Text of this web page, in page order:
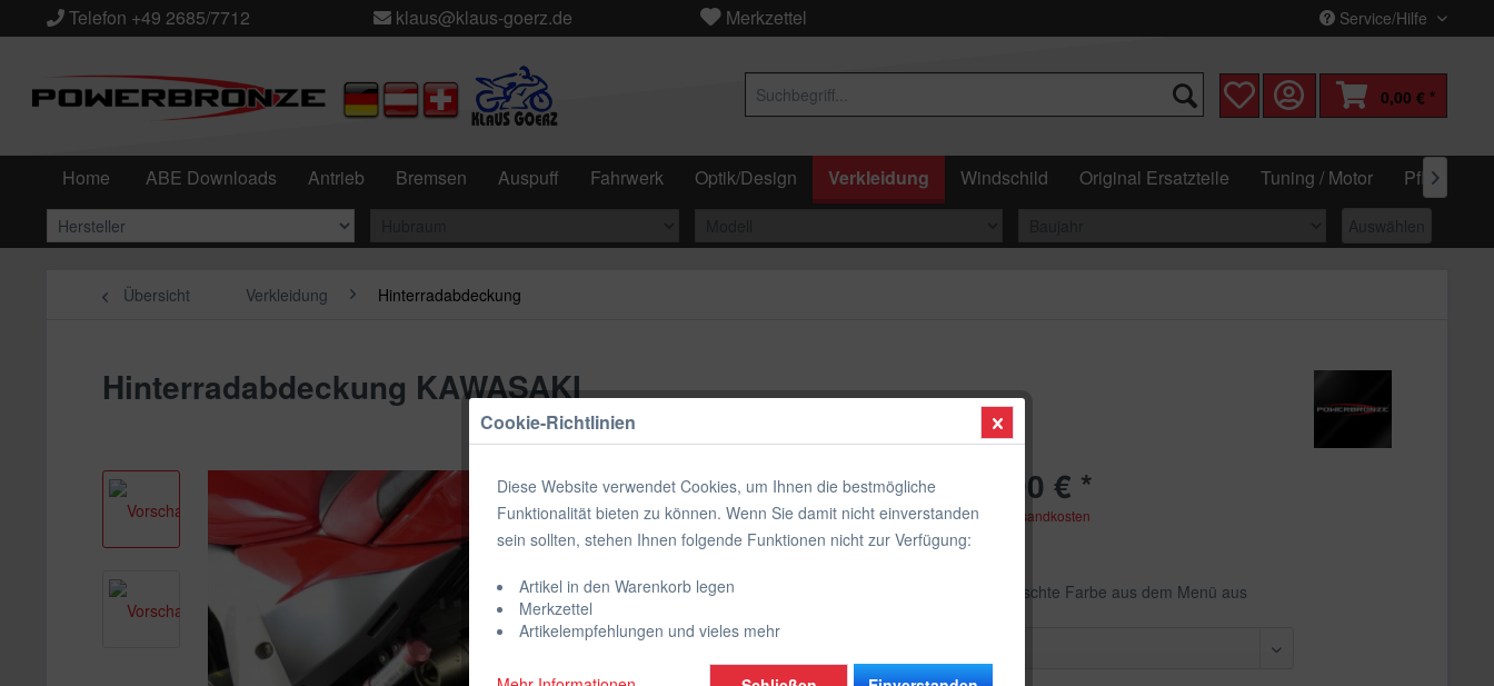
Service/Hilfe
Telefon +49 2685/7712 klaus@klaus-goerz.de Merkzettel
0,00 € *
Home ABE Downloads Antrieb Bremsen Auspuff Fahrwerk Optik/Design Verkleidung Windschild Original Ersatzteile Tuning / Motor Pflege &

Auswählen
Übersicht Verkleidung Hinterradabdeckung
Hinterradabdeckung KAWASAKI
ab 129,90 € *
inkl. MwSt.zzgl. Versandkosten
Wähle die gewünschte Farbe aus dem Menü aus
Cookie-Richtlinien
Diese Website verwendet Cookies, um Ihnen die bestmögliche
Funktionalität bieten zu können. Wenn Sie damit nicht einverstanden
sein sollten, stehen Ihnen folgende Funktionen nicht zur Verfügung:
Artikel in den Warenkorb legen
Merkzettel
Artikelempfehlungen und vieles mehr